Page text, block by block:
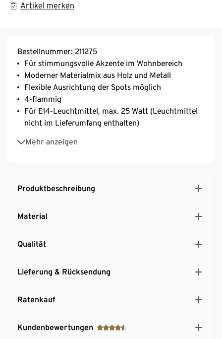
Artikel merken
Bestellnummer: 211275
Für stimmungsvolle Akzente im Wohnbereich
Moderner Materialmix aus Holz und Metall
Flexible Ausrichtung der Spots möglich
4-flammig
Für E14-Leuchtmittel, max. 25 Watt (Leuchtmittel
nicht im Lieferumfang enthalten)
Mehr anzeigen
IP 20
Produktbeschreibung
Material
Qualität
Lieferung & Rücksendung
Ratenkauf
Kundenbewertungen